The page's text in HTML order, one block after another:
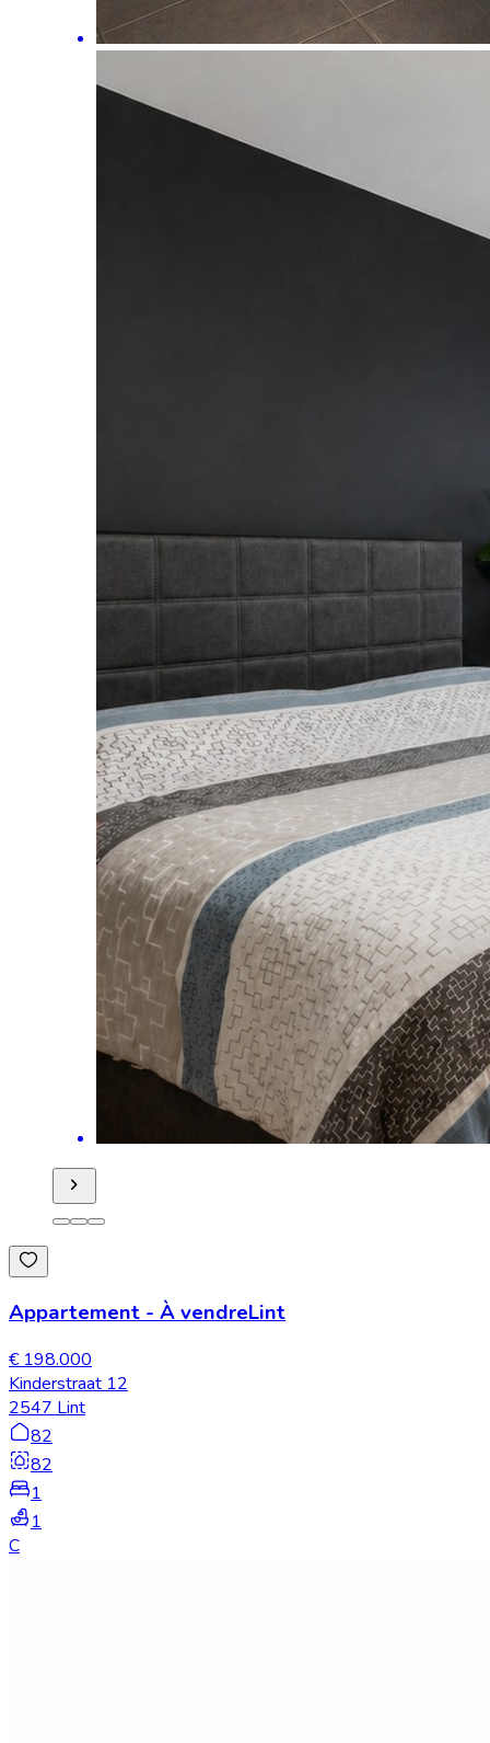
Appartement - À vendreLint
€ 198.000
Kinderstraat 12
2547 Lint
82
82
1
1
C